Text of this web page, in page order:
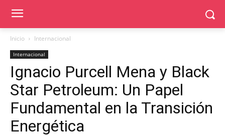
Inicio Internacional
Internacional
Ignacio Purcell Mena y Black
Star Petroleum: Un Papel
Fundamental en la Transición
Energética